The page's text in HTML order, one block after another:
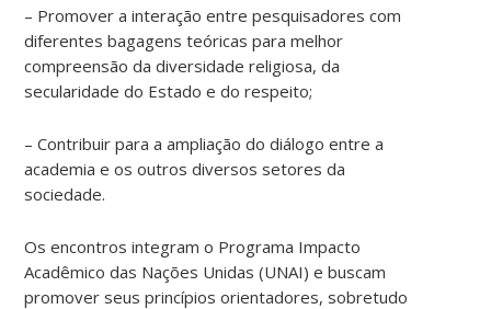
– Promover a interação entre pesquisadores com
diferentes bagagens teóricas para melhor
compreensão da diversidade religiosa, da
secularidade do Estado e do respeito;
– Contribuir para a ampliação do diálogo entre a
academia e os outros diversos setores da
sociedade.
Os encontros integram o Programa Impacto
Acadêmico das Nações Unidas (UNAI) e buscam
promover seus princípios orientadores, sobretudo